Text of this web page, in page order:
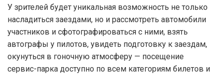
У зрителей будет уникальная возможность не только
насладиться заездами, но и рассмотреть автомобили
участников и сфотографироваться с ними, взять
автографы у пилотов, увидеть подготовку к заездам,
окунуться в гоночную атмосферу — посещение
сервис-парка доступно по всем категориям билетов и